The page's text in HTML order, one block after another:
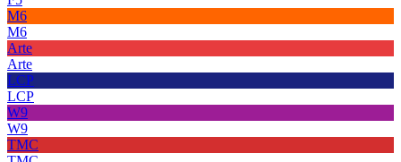
M6
M6
Arte
Arte
LCP
LCP
W9
W9
TMC